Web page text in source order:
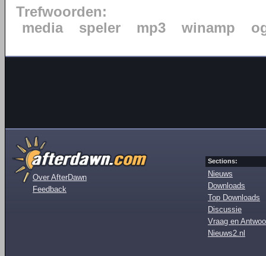
Trefwoorden:
media
speler mp3 winamp
Over AfterDawn
Feedback
Sections:
Nieuws
Downloads
Top Downloads
Discussie
Vraag en
Nieuws2.nl